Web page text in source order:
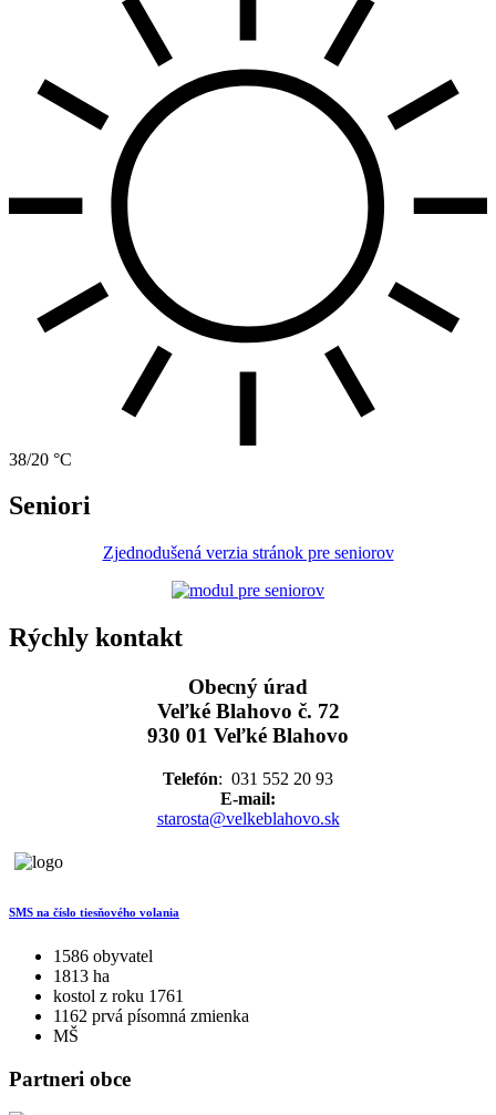
38/20 °C
Seniori
Zjednodušená verzia stránok pre seniorov
Rýchly kontakt
Obecný úrad
Veľké Blahovo č. 72
930 01 Veľké Blahovo
Telefón: 031 552 20 93
E-mail:
starosta@velkeblahovo.sk
SMS na číslo tiesňového volania
1586 obyvatel
1813 ha
kostol z roku 1761
1162 prvá písomná zmienka
MŠ
Partneri obce